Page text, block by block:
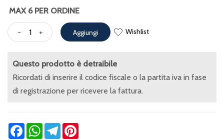
MAX 6 PER ORDINE
- + Aggiungi Wishlist
Questo prodotto è detraibile
Ricordati di inserire il codice fiscale o la partita iva in fase
di registrazione per ricevere la fattura.
FacebookWhatsApp
Telegram